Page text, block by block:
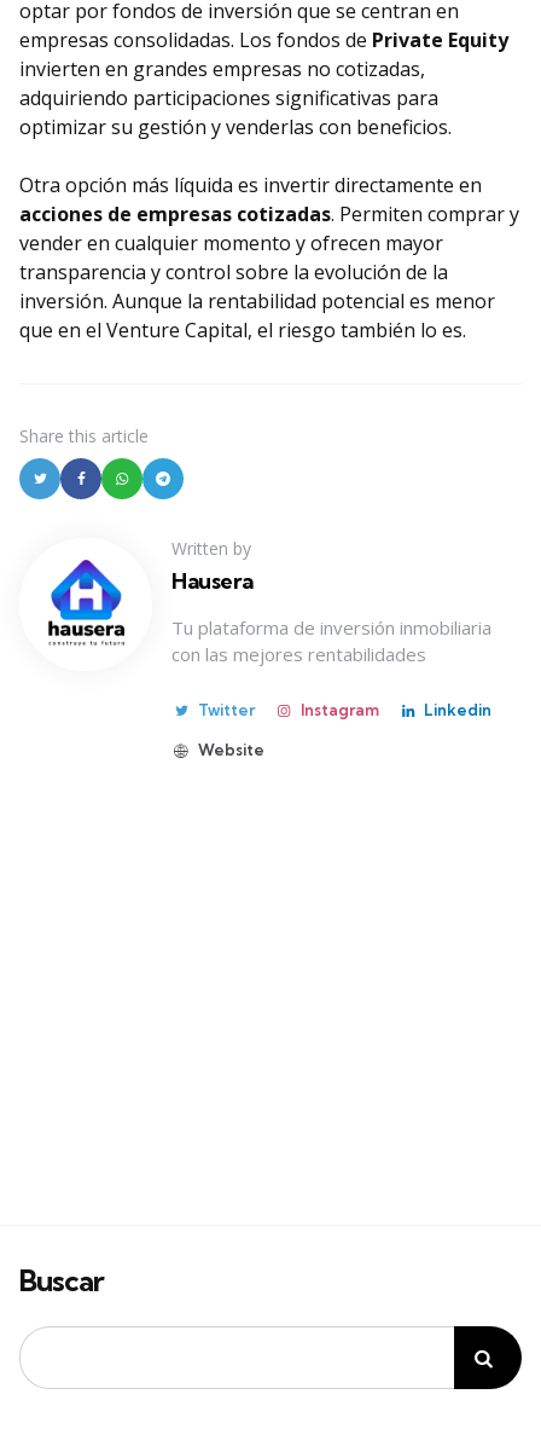
optar por fondos de inversión que se centran en
empresas consolidadas. Los fondos de Private Equity
invierten en grandes empresas no cotizadas,
adquiriendo participaciones significativas para
optimizar su gestión y venderlas con beneficios.
Otra opción más líquida es invertir directamente en
acciones de empresas cotizadas. Permiten comprar y
vender en cualquier momento y ofrecen mayor
transparencia y control sobre la evolución de la
inversión. Aunque la rentabilidad potencial es menor
que en el Venture Capital, el riesgo también lo es.
Share this article
Written by
Hausera
Tu plataforma de inversión inmobiliaria
con las mejores rentabilidades
Twitter Instagram Linkedin
Website
Buscar